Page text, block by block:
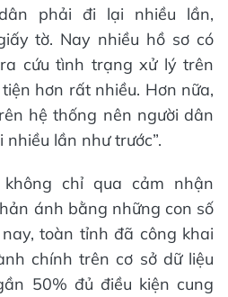
phải đi lại nhiều lần,
tờ. Nay nhiều hồ sơ có
cứu tình trạng xử lý trên
hơn rất nhiều. Hơn nữa,
hệ thống nên người dân
lần như trước”.
chỉ qua cảm nhận
ánh bằng những con số
toàn tỉnh đã công khai
chính trên cơ sở dữ liệu
50% đủ điều kiện cung